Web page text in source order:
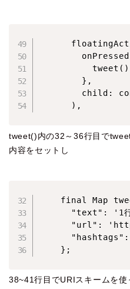
        },
child:
      ),
tweet()内の32～36行目で
内容をセットし
final Map
"text": '1
"url":
"hashtags":
    };
38~41行目でURIスキームを